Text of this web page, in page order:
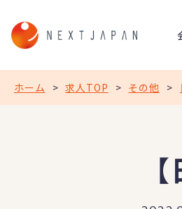
ホーム > 求人TOP > その他 >